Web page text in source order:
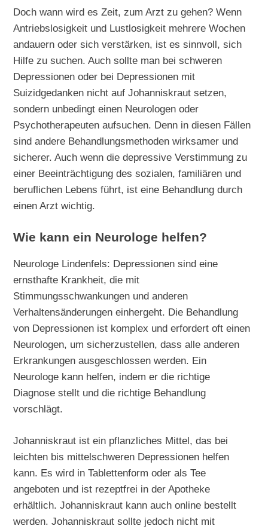
Doch wann wird es Zeit, zum Arzt zu gehen? Wenn
Antriebslosigkeit und Lustlosigkeit mehrere Wochen
andauern oder sich verstärken, ist es sinnvoll, sich
Hilfe zu suchen. Auch sollte man bei schweren
Depressionen oder bei Depressionen mit
Suizidgedanken nicht auf Johanniskraut setzen,
sondern unbedingt einen Neurologen oder
Psychotherapeuten aufsuchen. Denn in diesen Fällen
sind andere Behandlungsmethoden wirksamer und
sicherer. Auch wenn die depressive Verstimmung zu
einer Beeinträchtigung des sozialen, familiären und
beruflichen Lebens führt, ist eine Behandlung durch
einen Arzt wichtig.
Wie kann ein Neurologe helfen?
Neurologe Lindenfels: Depressionen sind eine
ernsthafte Krankheit, die mit
Stimmungsschwankungen und anderen
Verhaltensänderungen einhergeht. Die Behandlung
von Depressionen ist komplex und erfordert oft einen
Neurologen, um sicherzustellen, dass alle anderen
Erkrankungen ausgeschlossen werden. Ein
Neurologe kann helfen, indem er die richtige
Diagnose stellt und die richtige Behandlung
vorschlägt.
Johanniskraut ist ein pflanzliches Mittel, das bei
leichten bis mittelschweren Depressionen helfen
kann. Es wird in Tablettenform oder als Tee
angeboten und ist rezeptfrei in der Apotheke
erhältlich. Johanniskraut kann auch online bestellt
werden. Johanniskraut sollte jedoch nicht mit